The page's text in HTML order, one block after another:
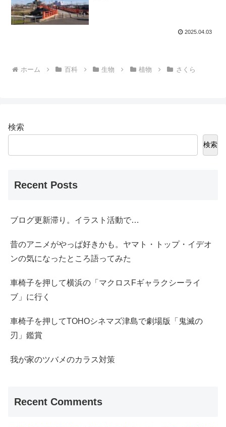
2025.04.03
ホーム 百科 生物 植物 さくら
検索
検索
Recent Posts
ブログ更新滞り。イラスト活動で…
昔のアニメがやっぱ好きかも。ヤマト・トップ・イデオ
ンの気になったところ語ってみた
車椅子を押して横浜の「マクロスFギャラクシーライ
ブ」に行く
車椅子を押してTOHOシネマズ津島で劇場版「鬼滅の
刃」鑑賞
我が家のツバメのカラス対策
Recent Comments